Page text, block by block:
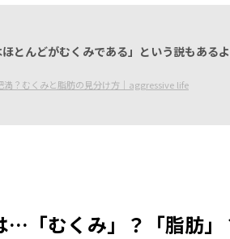
ほとんどがむくみである」という説もある
？むくみと脂肪の見分け方｜ aggressive life
…「むくみ」？「脂肪」